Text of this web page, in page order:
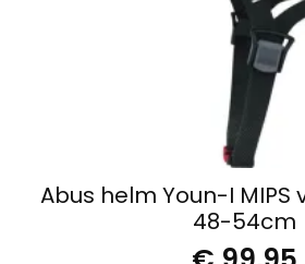
Abus helm Youn-I MIPS
48-54cm